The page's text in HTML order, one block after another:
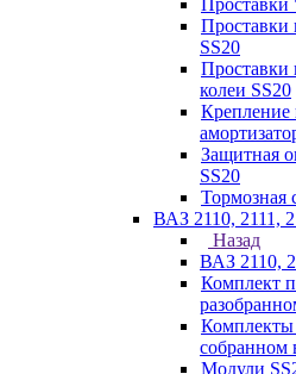
Проставки
Проставки
SS20
Проставки
колеи SS20
Крепление
Защитная
SS20
Тормозная
ВАЗ 2110, 2111,
Назад
ВАЗ 2110,
Комплект
Комплекты
собранном
Модули